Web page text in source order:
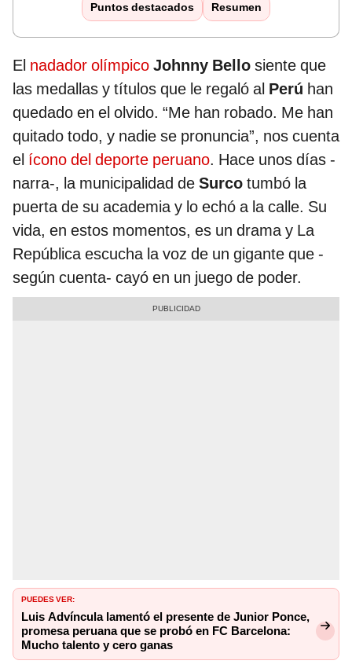
Puntos destacados Resumen
El nadador olímpico Johnny Bello siente que
las medallas y títulos que le regaló al Perú han
quedado en el olvido. “Me han robado. Me han
quitado todo, y nadie se pronuncia”, nos cuenta
el ícono del deporte peruano. Hace unos días -
narra-, la municipalidad de Surco tumbó la
puerta de su academia y lo echó a la calle. Su
vida, en estos momentos, es un drama y La
República escucha la voz de un gigante que -
según cuenta- cayó en un juego de poder.
PUEDES VER:
Luis Advíncula lamentó el presente de Junior Ponce,
promesa peruana que se probó en FC Barcelona:
Mucho talento y cero ganas